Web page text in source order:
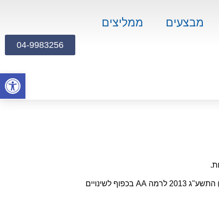
מבצעים ממליצים
04-9983256
התאמת הנגישות שלנו בוצעה בהתאם לתקנה 35 בתקנות שוויון זכויות לאנשים עם מוגבלות (התאמות נגישות לשירות) התשע"ג 2013 לרמה AA בכפוף לשינויים